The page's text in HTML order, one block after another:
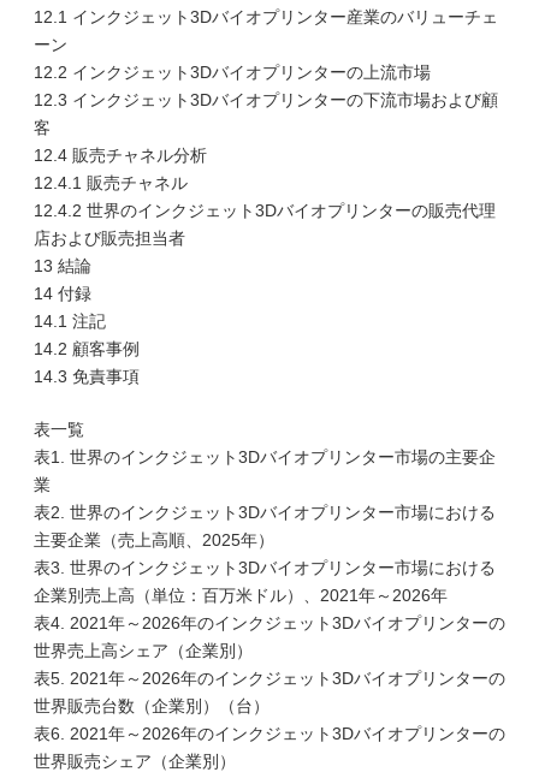
12.1 インクジェット3Dバイオプリンター産業のバリューチェ
ーン
12.2 インクジェット3Dバイオプリンターの上流市場
12.3 インクジェット3Dバイオプリンターの下流市場および顧
客
12.4 販売チャネル分析
12.4.1 販売チャネル
12.4.2 世界のインクジェット3Dバイオプリンターの販売代理
店および販売担当者
13 結論
14 付録
14.1 注記
14.2 顧客事例
14.3 免責事項
表一覧
表1. 世界のインクジェット3Dバイオプリンター市場の主要企
業
表2. 世界のインクジェット3Dバイオプリンター市場における
主要企業（売上高順、2025年）
表3. 世界のインクジェット3Dバイオプリンター市場における
企業別売上高（単位：百万米ドル）、2021年～2026年
表4. 2021年～2026年のインクジェット3Dバイオプリンターの
世界売上高シェア（企業別）
表5. 2021年～2026年のインクジェット3Dバイオプリンターの
世界販売台数（企業別）（台）
表6. 2021年～2026年のインクジェット3Dバイオプリンターの
世界販売シェア（企業別）